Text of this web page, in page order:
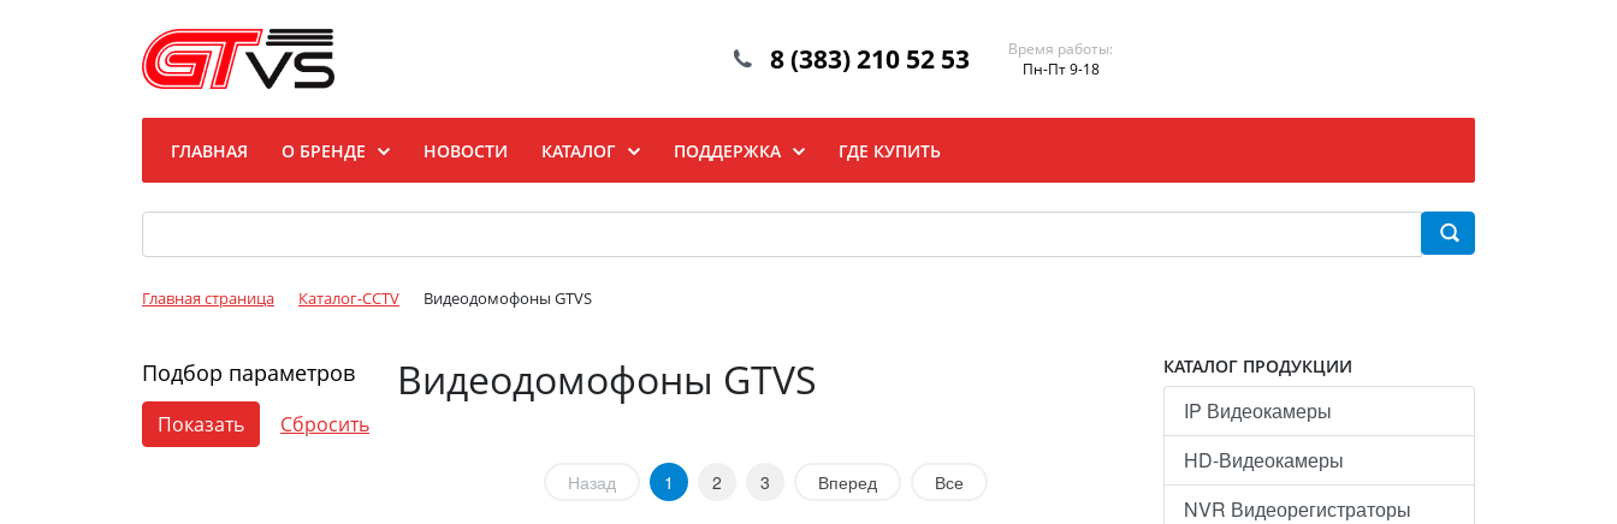
8 (383) 210 52 53
Время работы:
Пн-Пт 9-18
ГЛАВНАЯ О БРЕНДЕ НОВОСТИ КАТАЛОГ ПОДДЕРЖКА ГДЕ КУПИТЬ
Главная страница Каталог-CCTV Видеодомофоны GTVS
Подбор параметров Видеодомофоны GTVS
Назад 1 2 3 Вперед Все
КАТАЛОГ ПРОДУКЦИИ
IP Видеокамеры
HD-Видеокамеры
NVR Видеорегистраторы